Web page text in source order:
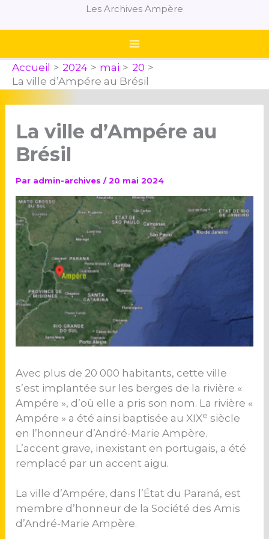
Les Archives Ampère
Accueil 2024 mai
20
La ville d’Ampére au Brésil
La ville d’Ampére au
Brésil
Par admin-archives/20 mai 2024
Avec plus de 20 000 habitants, cette ville
s’est implantée sur les berges de la rivière «
Ampére », d’où elle a pris son nom. La rivière «
Ampére » a été ainsi baptisée au XIXe siècle
en l’honneur d’André-Marie Ampère.
L’accent grave, inexistant en portugais, a été
remplacé par un accent aigu.
La ville d’Ampére, dans l’État du Paraná, est
membre d’honneur de la Société des Amis
d’André-Marie Ampère.